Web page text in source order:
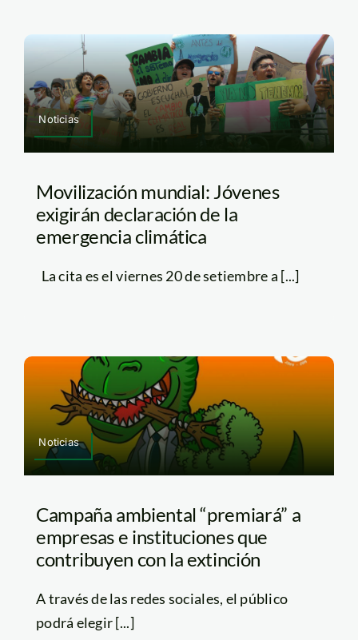
Noticias
Movilización mundial: Jóvenes
exigirán declaración de la
emergencia climática
La cita es el viernes 20 de setiembre a [...]
Noticias
Campaña ambiental “premiará” a
empresas e instituciones que
contribuyen con la extinción
A través de las redes sociales, el público
podrá elegir [...]